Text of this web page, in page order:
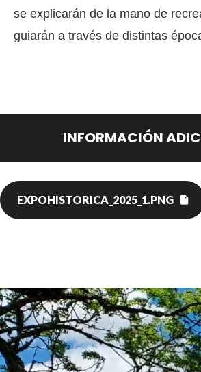
se explicarán de la mano de
guiarán a través de distintas
INFORMACIÓN
EXPOHISTORICA_2025_1.PNG